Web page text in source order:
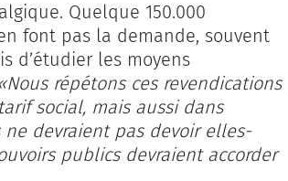
Quelque 150.000
font pas la demande, souvent
d’étudier les moyens
répétons ces revendications
social, mais aussi dans
ne devraient pas devoir elles-
publics devraient accorder